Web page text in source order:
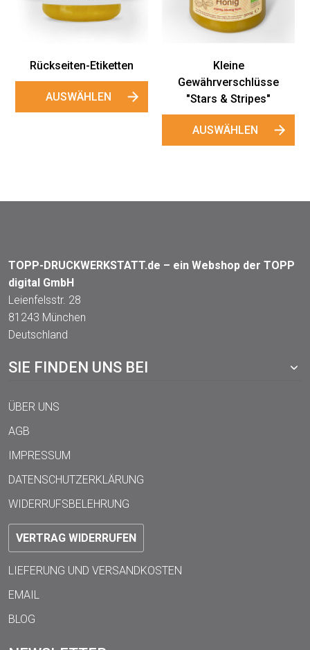
Rückseiten-Etiketten
AUSWÄHLEN
Kleine
Gewährverschlüsse
"Stars & Stripes"
AUSWÄHLEN
TOPP-DRUCKWERKSTATT.de – ein Webshop der TOPP
digital GmbH
Leienfelsstr. 28
81243 München
Deutschland
SIE FINDEN UNS BEI
ÜBER UNS
AGB
IMPRESSUM
DATENSCHUTZERKLÄRUNG
WIDERRUFSBELEHRUNG
VERTRAG WIDERRUFEN
LIEFERUNG UND VERSANDKOSTEN
EMAIL
BLOG